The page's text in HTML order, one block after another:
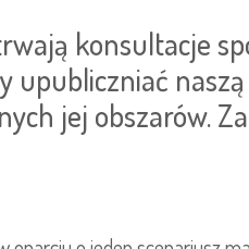
konsultacje
upubliczniać
jej obszarów.